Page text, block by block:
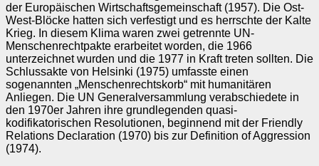
der Europäischen Wirtschaftsgemeinschaft (1957). Die Ost-
West-Blöcke hatten sich verfestigt und es herrschte der Kalte
Krieg. In diesem Klima waren zwei getrennte UN-
Menschenrechtpakte erarbeitet worden, die 1966
unterzeichnet wurden und die 1977 in Kraft treten sollten. Die
Schlussakte von Helsinki (1975) umfasste einen
sogenannten „Menschenrechtskorb“ mit humanitären
Anliegen. Die UN Generalversammlung verabschiedete in
den 1970er Jahren ihre grundlegenden quasi-
kodifikatorischen Resolutionen, beginnend mit der Friendly
Relations Declaration (1970) bis zur Definition of Aggression
(1974).